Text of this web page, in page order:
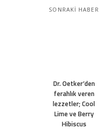
SONRAKİ HABER
Dr. Oetker’den
ferahlık veren
lezzetler; Cool
Lime ve Berry
Hibiscus